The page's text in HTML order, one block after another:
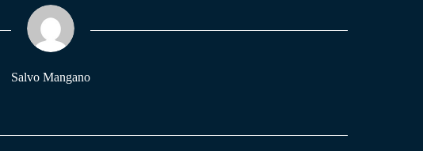
Salvo Mangano